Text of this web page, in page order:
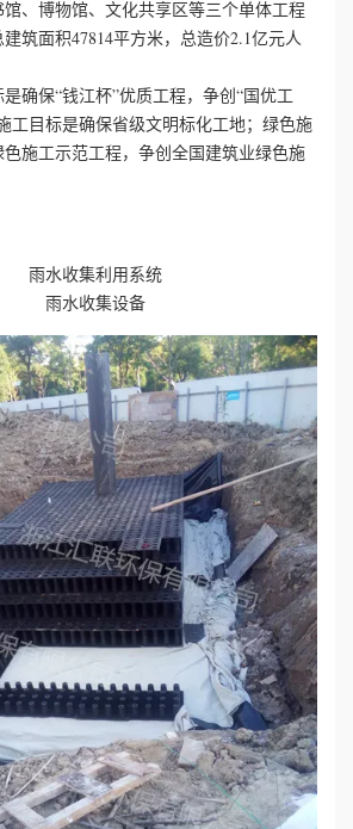
、博物馆、文化共享区等三个单体工程
筑面积47814平方米，总造价2.1亿元人
确保“钱江杯”优质工程，争创“国优工
工目标是确保省级文明标化工地；绿色施
施工示范工程，争创全国建筑业绿色施